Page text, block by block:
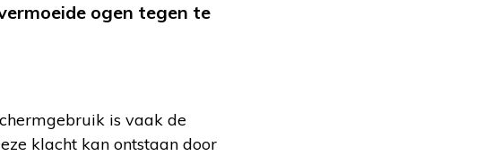
ogen tegen te
is vaak de
klacht kan ontstaan door